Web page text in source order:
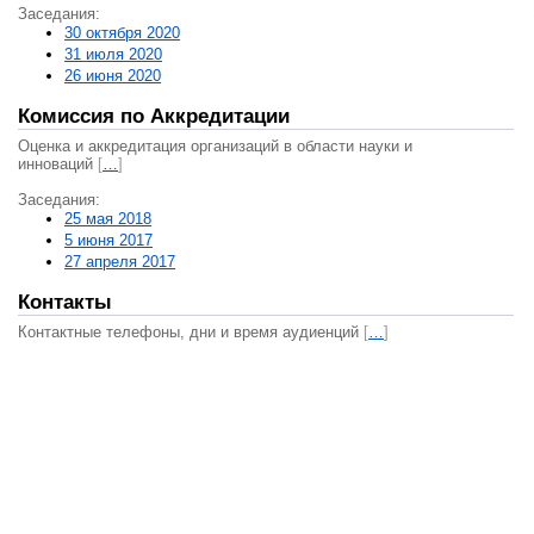
Заседания:
30 октября 2020
31 июля 2020
26 июня 2020
Комиссия по Аккредитации
Оценка и аккредитация организаций в области науки и
инноваций […]
Заседания:
25 мая 2018
5 июня 2017
27 апреля 2017
Контакты
Контактные телефоны, дни и время аудиенций […]